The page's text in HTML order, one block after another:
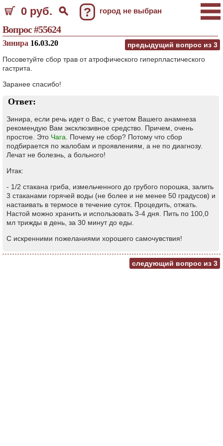
0 руб. ? город не выбран
Вопрос #55624
предыдущий вопрос из 3
Зинира 16.03.20
Посоветуйте сбор трав от атрофического гиперпластического
гастрита.
Заранее спасибо!
Ответ:
Зинира, если речь идет о Вас, с учетом Вашего анамнеза
рекомендую Вам эксклюзивное средство. Причем, очень
простое. Это Чага . Почему не сбор? Потому что сбор
подбирается по жалобам и проявлениям, а не по диагнозу.
Лечат не болезнь, а больного!
Итак:
- 1/2 стакана гриба, измельченного до грубого порошка, залить
3 стаканами горячей воды (не более и не менее 50 градусов) и
настаивать в термосе в течение суток. Процедить, отжать.
Настой можно хранить и использовать 3-4 дня. Пить по 100,0
мл трижды в день, за 30 минут до еды.
С искренними пожеланиями хорошего самочувствия!
следующий вопрос из 3